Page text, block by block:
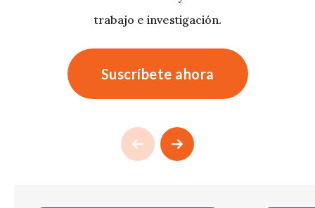
trabajo e investigación.
Suscríbete ahora